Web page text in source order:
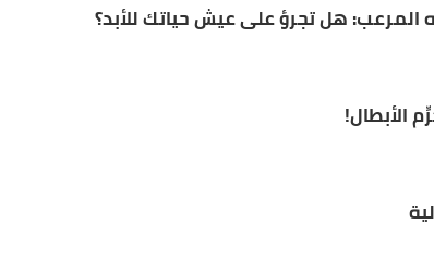
المرعب: هل تجرؤ على عيش حياتك للأبد؟
الأبطال!